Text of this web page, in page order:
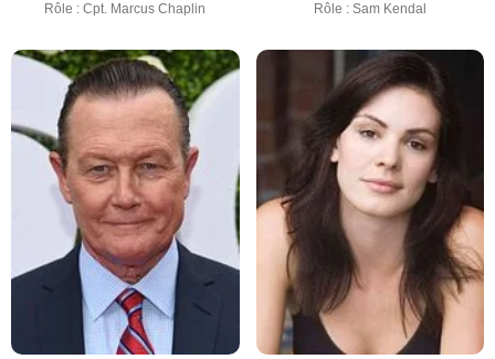
Rôle : Cpt. Marcus Chaplin Rôle : Sam Kendal